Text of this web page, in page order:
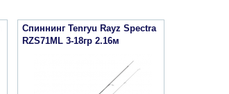
Спиннинг Tenryu Rayz Spectra
RZS71ML 3-18гр 2.16м